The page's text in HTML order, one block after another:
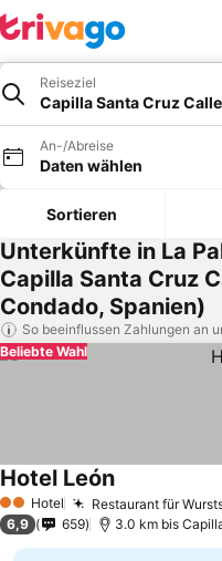
Reiseziel
Capilla Santa Cruz
An-/Abreise
Daten wählen
Sortieren
Unterkünfte in La
Capilla Santa Cruz
Condado, Spanien)
So beeinflussen Zahlungen an
Beliebte Wahl
2 Sterne
Hotel Restaurant für
Hotel LeónPreise sehen
6,9 659 3.0 km bis